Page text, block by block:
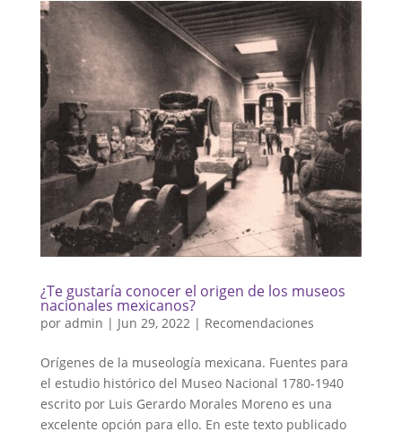
¿Te gustaría conocer el origen de los museos
nacionales mexicanos?
por admin | Jun 29, 2022| Recomendaciones
Orígenes de la museología mexicana. Fuentes para
el estudio histórico del Museo Nacional 1780-1940
escrito por Luis Gerardo Morales Moreno es una
excelente opción para ello. En este texto publicado